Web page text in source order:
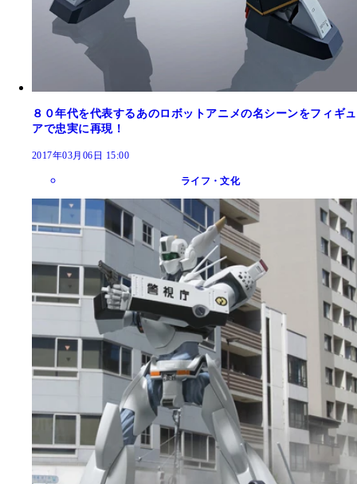
８０年代を代表するあのロボットアニメの名シーンをフィギュ
アで忠実に再現！
2017年03月06日 15:00
ライフ・文化